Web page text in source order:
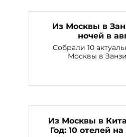
Из Москвы в
ночей в
Собрали 10
Москвы в
Из Москвы в
Год: 10 отелей на